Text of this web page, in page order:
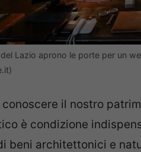
Lazio aprono le porte per un
conoscere il nostro
è condizione
beni architettonici e